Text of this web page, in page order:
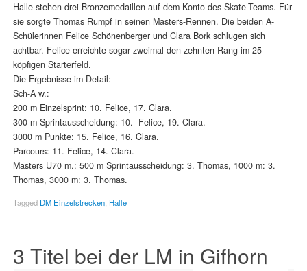
Halle stehen drei Bronzemedaillen auf dem Konto des Skate-Teams. Für
sie sorgte Thomas Rumpf in seinen Masters-Rennen. Die beiden A-
Schülerinnen Felice Schönenberger und Clara Bork schlugen sich
achtbar. Felice erreichte sogar zweimal den zehnten Rang im 25-
köpfigen Starterfeld.
Die Ergebnisse im Detail:
Sch-A w.:
200 m Einzelsprint: 10. Felice, 17. Clara.
300 m Sprintausscheidung: 10. Felice, 19. Clara.
3000 m Punkte: 15. Felice, 16. Clara.
Parcours: 11. Felice, 14. Clara.
Masters U70 m.: 500 m Sprintausscheidung: 3. Thomas, 1000 m: 3.
Thomas, 3000 m: 3. Thomas.
Tagged DM Einzelstrecken, Halle
3 Titel bei der LM in Gifhorn